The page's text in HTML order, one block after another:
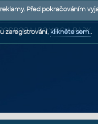
| POMOC A RADY
Před pokračováním
zaregistrováni,klikněte sem..